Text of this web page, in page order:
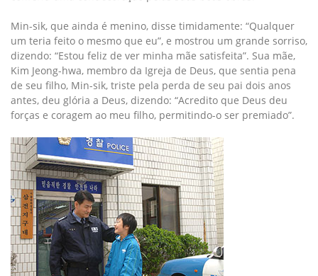
Min-sik, que ainda é menino, disse timidamente: “Qualquer
um teria feito o mesmo que eu”, e mostrou um grande sorriso,
dizendo: “Estou feliz de ver minha mãe satisfeita”. Sua mãe,
Kim Jeong-hwa, membro da Igreja de Deus, que sentia pena
de seu filho, Min-sik, triste pela perda de seu pai dois anos
antes, deu glória a Deus, dizendo: “Acredito que Deus deu
forças e coragem ao meu filho, permitindo-o ser premiado”.